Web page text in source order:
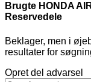
Brugte HONDA
Reservedele
Beklager, men i
resultater for
Opret del advarsel